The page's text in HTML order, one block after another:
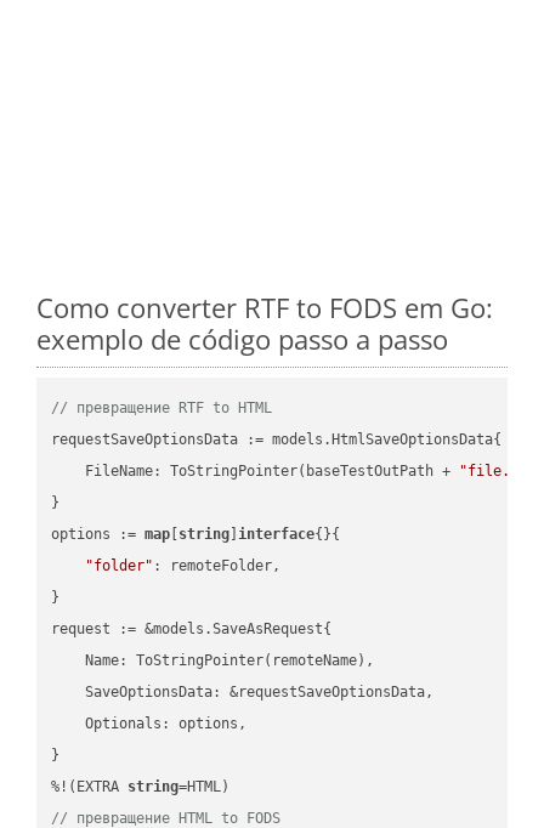
Como converter RTF to FODS em Go:
exemplo de código passo a passo
// превращение RTF to HTML
requestSaveOptionsData := models.HtmlSaveOptionsData{
    FileName: ToStringPointer(baseTestOutPath +
"file.RTF"
}
options := map string ]interface{}{
"folder" : remoteFolder,
}
request := &models.SaveAsRequest{
    Name: ToStringPointer(remoteName),
    SaveOptionsData: &requestSaveOptionsData,
    Optionals: options,
}
%!(EXTRA string
// превращение HTML to FODS